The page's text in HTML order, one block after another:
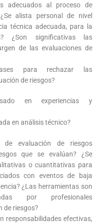
adecuados al proceso de
alista personal de nivel
técnica adecuada, para la
¿Son significativas las
de las evaluaciones de
para rechazar las
de riesgos?
en experiencias y
en análisis técnico?
de evaluación de riesgos
que se evalúan? ¿Se
o cuantitativas para
con eventos de baja
¿Las herramientas son
por profesionales
de riesgos?
responsabilidades efectivas,